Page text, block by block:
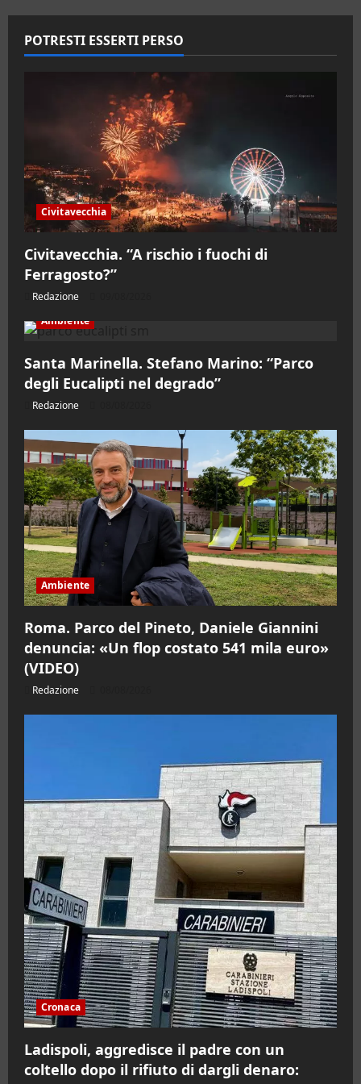
POTRESTI ESSERTI PERSO
Civitavecchia
Civitavecchia. “A rischio i fuochi di
Ferragosto?”
Redazione
Ambiente
Santa Marinella. Stefano Marino: “Parco
degli Eucalipti nel degrado”
Redazione
Ambiente
Roma. Parco del Pineto, Daniele Giannini
denuncia: «Un flop costato 541 mila euro»
(VIDEO)
Redazione
Cronaca
Ladispoli, aggredisce il padre con un
coltello dopo il rifiuto di dargli denaro: